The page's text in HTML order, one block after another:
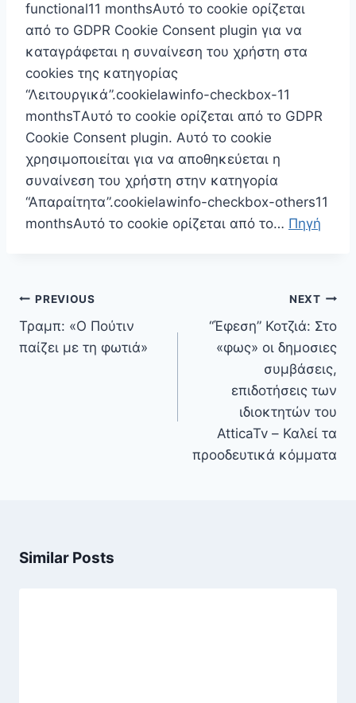
functional11 monthsΑυτό το cookie ορίζεται
από το GDPR Cookie Consent plugin για να
καταγράφεται η συναίνεση του χρήστη στα
cookies της κατηγορίας
“Λειτουργικά”.cookielawinfo-checkbox-11
monthsTΑυτό το cookie ορίζεται από το GDPR
Cookie Consent plugin. Αυτό το cookie
χρησιμοποιείται για να αποθηκεύεται η
συναίνεση του χρήστη στην κατηγορία
“Απαραίτητα”.cookielawinfo-checkbox-others11
monthsΑυτό το cookie ορίζεται από το… Πηγή
Πλοήγηση
άρθρων
PREVIOUS
Τραμπ: «Ο Πούτιν
παίζει με τη φωτιά»
NEXT
“Έφεση” Κοτζιά: Στο
«φως» οι δημοσιες
συμβάσεις,
επιδοτήσεις των
ιδιοκτητών του
AtticaTv – Καλεί τα
προοδευτικά κόμματα
Similar Posts